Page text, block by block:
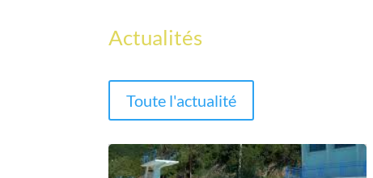
Actualités
Toute l'actualité